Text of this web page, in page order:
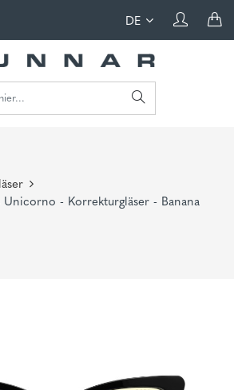
DE
- Korrekturgläser - Banana